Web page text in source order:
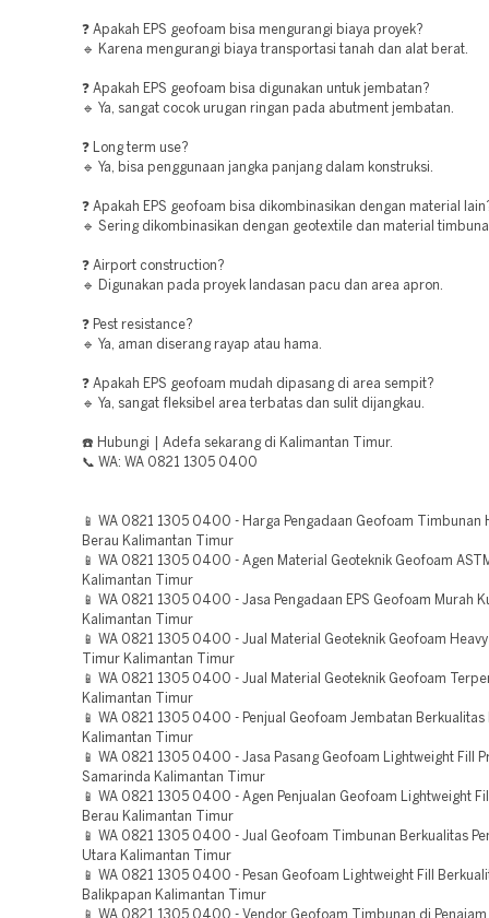
❓ Apakah EPS geofoam bisa mengurangi biaya proyek?
🔹 Karena mengurangi biaya transportasi tanah dan alat berat.
❓ Apakah EPS geofoam bisa digunakan untuk jembatan?
🔹 Ya, sangat cocok urugan ringan pada abutment jembatan.
❓ Long term use?
🔹 Ya, bisa penggunaan jangka panjang dalam konstruksi.
❓ Apakah EPS geofoam bisa dikombinasikan dengan material
🔹 Sering dikombinasikan dengan geotextile dan material
❓ Airport construction?
🔹 Digunakan pada proyek landasan pacu dan area apron.
❓ Pest resistance?
🔹 Ya, aman diserang rayap atau hama.
❓ Apakah EPS geofoam mudah dipasang di area sempit?
🔹 Ya, sangat fleksibel area terbatas dan sulit dijangkau.
☎️ Hubungi | Adefa sekarang di Kalimantan Timur.
📞 WA: WA 0821 1305 0400
📱 WA 0821 1305 0400 - Harga Pengadaan Geofoam Timbunan
Berau Kalimantan Timur
📱 WA 0821 1305 0400 - Agen Material Geoteknik Geofoam
Kalimantan Timur
📱 WA 0821 1305 0400 - Jasa Pengadaan EPS Geofoam Murah
Kalimantan Timur
📱 WA 0821 1305 0400 - Jual Material Geoteknik Geofoam
Timur Kalimantan Timur
📱 WA 0821 1305 0400 - Jual Material Geoteknik Geofoam
Kalimantan Timur
📱 WA 0821 1305 0400 - Penjual Geofoam Jembatan Berkualitas
Kalimantan Timur
📱 WA 0821 1305 0400 - Jasa Pasang Geofoam Lightweight Fill
Samarinda Kalimantan Timur
📱 WA 0821 1305 0400 - Agen Penjualan Geofoam Lightweight
Berau Kalimantan Timur
📱 WA 0821 1305 0400 - Jual Geofoam Timbunan Berkualitas
Utara Kalimantan Timur
📱 WA 0821 1305 0400 - Pesan Geofoam Lightweight Fill
Balikpapan Kalimantan Timur
📱 WA 0821 1305 0400 - Vendor Geofoam Timbunan di Penajam